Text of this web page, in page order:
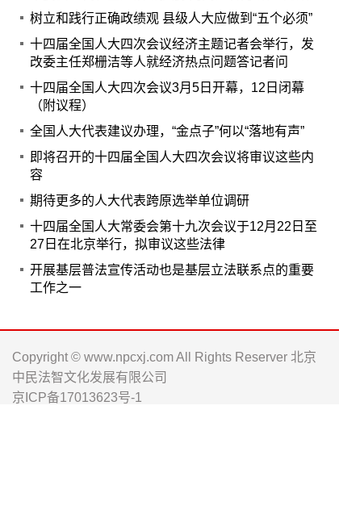
树立和践行正确政绩观 县级人大应做到“五个必须”
十四届全国人大四次会议经济主题记者会举行，发
改委主任郑栅洁等人就经济热点问题答记者问
十四届全国人大四次会议3月5日开幕，12日闭幕
（附议程）
全国人大代表建议办理，“金点子”何以“落地有声”
即将召开的十四届全国人大四次会议将审议这些内
容
期待更多的人大代表跨原选举单位调研
十四届全国人大常委会第十九次会议于12月22日至
27日在北京举行，拟审议这些法律
开展基层普法宣传活动也是基层立法联系点的重要
工作之一
Copyright © www.npcxj.com All Rights Reserver 北京
中民法智文化发展有限公司
京ICP备17013623号-1